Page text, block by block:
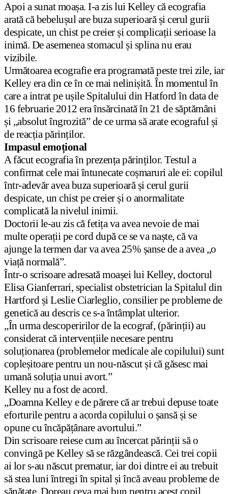
Apoi a sunat moașa. I-a zis lui Kelley că ecografia
arată că bebelușul are buza superioară și cerul gurii
despicate, un chist pe creier și complicații serioase la
inimă. De asemenea stomacul și splina nu erau
vizibile.
Următoarea ecografie era programată peste trei zile, iar
Kelley era din ce în ce mai nelinișită. În momentul în
care a intrat pe ușile Spitalului din Hatford în data de
16 februarie 2012 era însărcinată în 21 de săptămâni
și „absolut îngrozită” de ce urma să arate ecograful și
de reacția părinților.
Impasul emoțional
A făcut ecografia în prezența părinților. Testul a
confirmat cele mai întunecate coșmaruri ale ei: copilul
într-adevăr avea buza superioară și cerul gurii
despicate, un chist pe creier și o anormalitate
complicată la nivelul inimii.
Doctorii le-au zis că fetița va avea nevoie de mai
multe operații pe cord după ce se va naște, că va
ajunge la termen dar va avea 25% șanse de a avea „o
viață normală”.
Într-o scrisoare adresată moașei lui Kelley, doctorul
Elisa Gianferrari, specialist obstetrician la Spitalul din
Hartford și Leslie Ciarleglio, consilier pe probleme de
genetică au descris ce s-a întâmplat ulterior.
„În urma descoperirilor de la ecograf, (părinții) au
considerat că intervențiile necesare pentru
soluționarea (problemelor medicale ale copilului) sunt
copleșitoare pentru un nou-născut și că găsesc mai
umană soluția unui avort.”
Kelley nu a fost de acord.
„Doamna Kelley e de părere că ar trebui depuse toate
eforturile pentru a acorda copilului o șansă și se
opune cu încăpățânare avortului.”
Din scrisoare reiese cum au încercat părinții să o
convingă pe Kelley să se răzgândească. Cei trei copii
ai lor s-au născut prematur, iar doi dintre ei au trebuit
să stea luni întregi în spital și încă aveau probleme de
sănătate. Doreau ceva mai bun pentru acest copil.